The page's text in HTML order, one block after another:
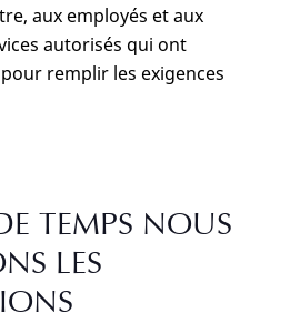
aux employés et aux
autorisés qui ont
remplir les exigences
TEMPS NOUS
LES